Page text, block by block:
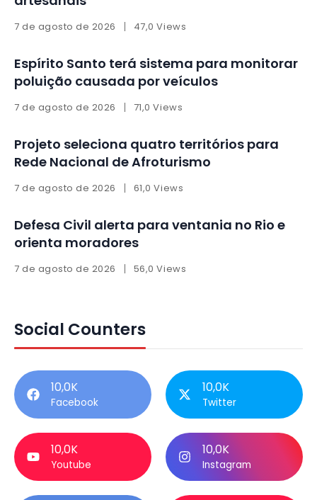
7 de agosto de 2026 47,0 Views
Espírito Santo terá sistema para monitorar
poluição causada por veículos
7 de agosto de 2026 71,0 Views
Projeto seleciona quatro territórios para
Rede Nacional de Afroturismo
7 de agosto de 2026 61,0 Views
Defesa Civil alerta para ventania no Rio e
orienta moradores
7 de agosto de 2026 56,0 Views
Social Counters
10,0K
Facebook
10,0K
Twitter
10,0K
Youtube
10,0K
Instagram